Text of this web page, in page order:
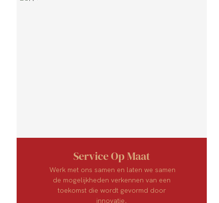
Service Op Maat
Werk met ons samen en laten we samen
de mogelijkheden verkennen van een
toekomst die wordt gevormd door
innovatie.